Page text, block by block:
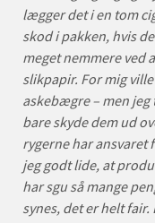
lægger det i en tom
skod i pakken, hvis
meget nemmere ved
slikpapir. For mig
askebægre – men
bare skyde dem ud
rygerne har ansvaret
jeg godt lide, at
har sgu så mange
synes, det er helt